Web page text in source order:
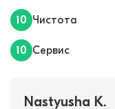
10 Чистота
10 Сервис
Nastyusha K.